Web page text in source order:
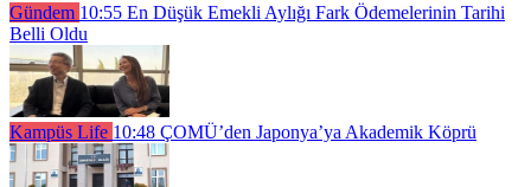
Gündem 10:55 En Düşük Emekli Aylığı Fark Ödemelerinin Tarihi
Belli Oldu
Kampüs Life 10:48 ÇOMÜ’den Japonya’ya Akademik Köprü